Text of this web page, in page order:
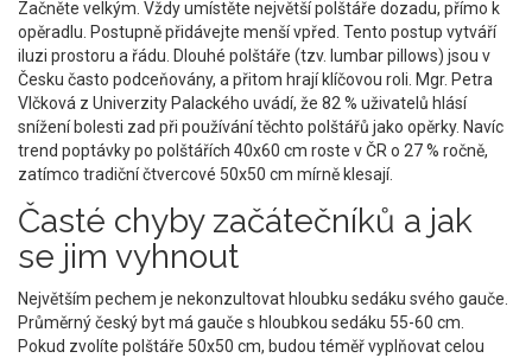
Začněte velkým. Vždy umístěte největší polštáře dozadu, přímo k
opěradlu. Postupně přidávejte menší vpřed. Tento postup vytváří
iluzi prostoru a řádu. Dlouhé polštáře (tzv. lumbar pillows) jsou v
Česku často podceňovány, a přitom hrají klíčovou roli. Mgr. Petra
Vlčková z Univerzity Palackého uvádí, že 82 % uživatelů hlásí
snížení bolesti zad při používání těchto polštářů jako opěrky. Navíc
trend poptávky po polštářích 40x60 cm roste v ČR o 27 % ročně,
zatímco tradiční čtvercové 50x50 cm mírně klesají.
Časté chyby začátečníků a jak
se jim vyhnout
Největším pechem je nekonzultovat hloubku sedáku svého gauče.
Průměrný český byt má gauče s hloubkou sedáku 55-60 cm.
Pokud zvolíte polštáře 50x50 cm, budou téměř vyplňovat celou